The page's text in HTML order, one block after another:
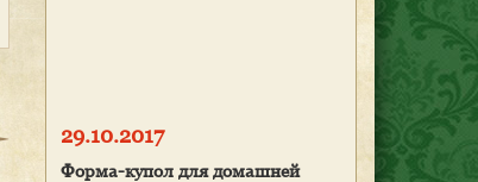
29.10.2017
Форма-купол для домашней